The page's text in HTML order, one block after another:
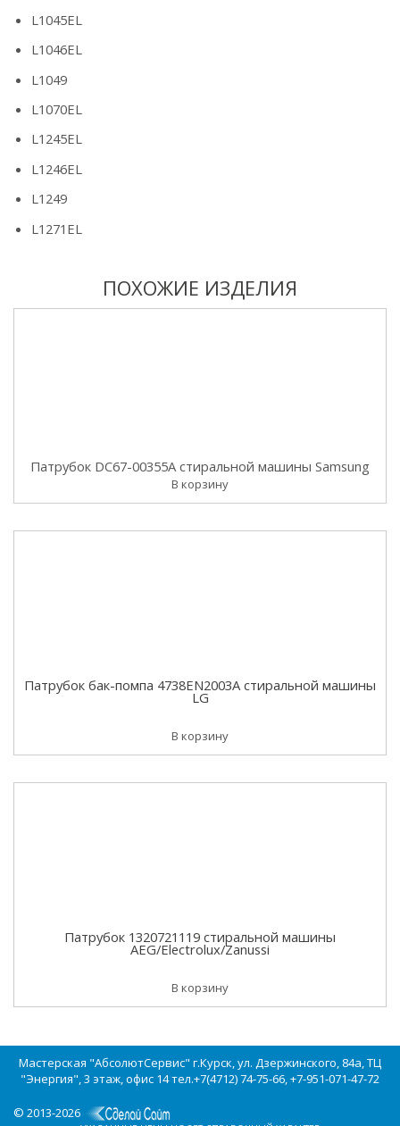
L1045EL
L1046EL
L1049
L1070EL
L1245EL
L1246EL
L1249
L1271EL
ПОХОЖИЕ ИЗДЕЛИЯ
Патрубок DC67-00355A стиральной машины Samsung
В корзину
Патрубок бак-помпа 4738EN2003A стиральной машины
LG
В корзину
Патрубок 1320721119 стиральной машины
AEG/Electrolux/Zanussi
В корзину
Мастерская "АбсолютСервис" г.Курск, ул. Дзержинского, 84а, ТЦ
"Энергия", 3 этаж, офис 14 тел.+7(4712) 74-75-66, +7-951-071-47-72
© 2013-2026